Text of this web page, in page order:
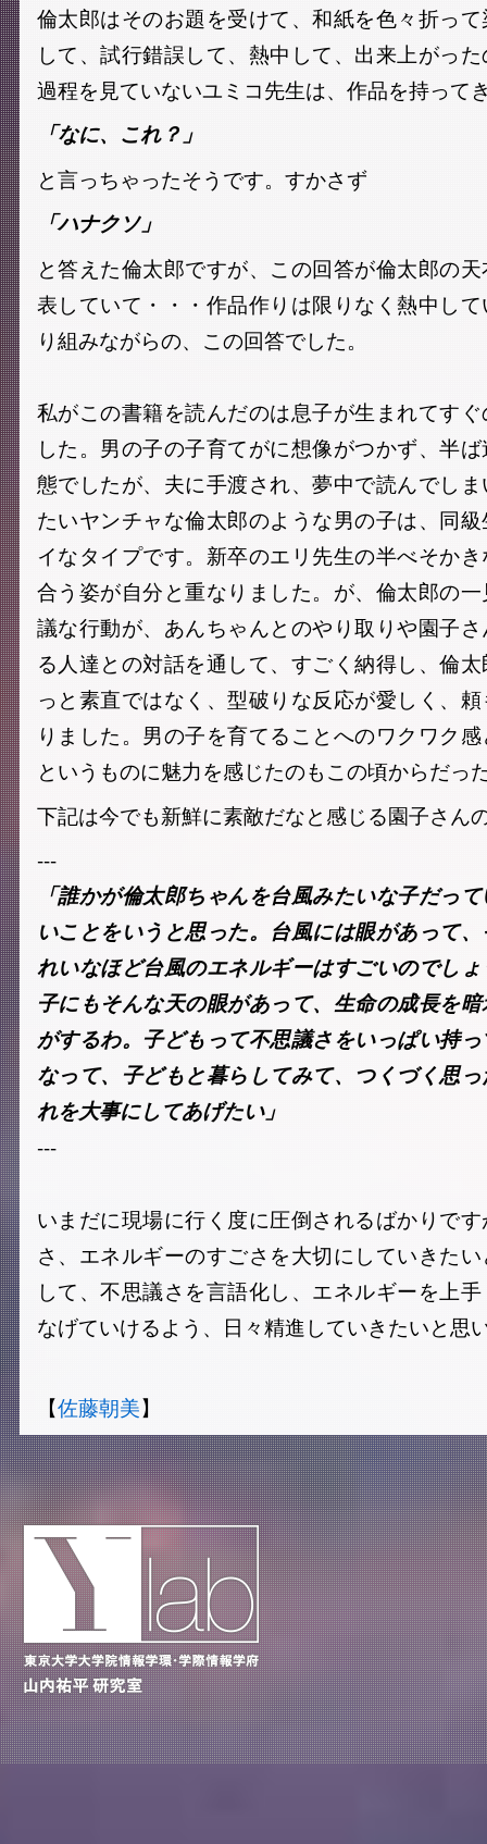
倫太郎はそのお題を受けて、和紙を色々折っ
して、試行錯誤して、熱中して、出来上がっ
過程を見ていないユミコ先生は、作品を持って
「なに、これ？」
と言っちゃったそうです。すかさず
「ハナクソ」
と答えた倫太郎ですが、この回答が倫太郎の
表していて・・・作品作りは限りなく熱中し
り組みながらの、この回答でした。
私がこの書籍を読んだのは息子が生まれてす
した。男の子の子育てがに想像がつかず、半
態でしたが、夫に手渡され、夢中で読んでし
たいヤンチャな倫太郎のような男の子は、同
イなタイプです。新卒のエリ先生の半べそか
合う姿が自分と重なりました。が、倫太郎の
議な行動が、あんちゃんとのやり取りや園子
る人達との対話を通して、すごく納得し、倫
っと素直ではなく、型破りな反応が愛しく、
りました。男の子を育てることへのワクワク
というものに魅力を感じたのもこの頃からだっ
下記は今でも新鮮に素敵だなと感じる園子さん
---
「誰かが倫太郎ちゃんを台風みたいな子だっ
いことをいうと思った。台風には眼があって
れいなほど台風のエネルギーはすごいのでし
子にもそんな天の眼があって、生命の成長を
がするわ。子どもって不思議さをいっぱい持
なって、子どもと暮らしてみて、つくづく思
れを大事にしてあげたい」
---
いまだに現場に行く度に圧倒されるばかりで
さ、エネルギーのすごさを大切にしていきた
して、不思議さを言語化し、エネルギーを上
なげていけるよう、日々精進していきたいと思
【佐藤朝美】